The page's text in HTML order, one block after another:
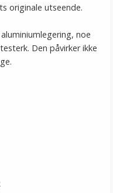
originale utseende.
noe
Den påvirker ikke